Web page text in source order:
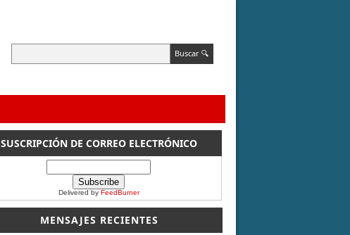
SUSCRIPCIÓN DE CORREO ELECTRÓNICO
Delivered by FeedBurner
MENSAJES RECIENTES